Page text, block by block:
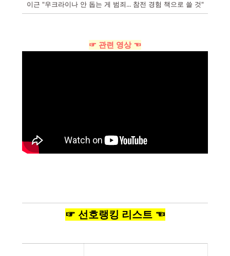
이근 "우크라이나 안 돕는 게 범죄... 참전 경험 책으로 쓸 것"
☞ 관련 영상 ☜
☞ 선호랭킹 리스트 ☜